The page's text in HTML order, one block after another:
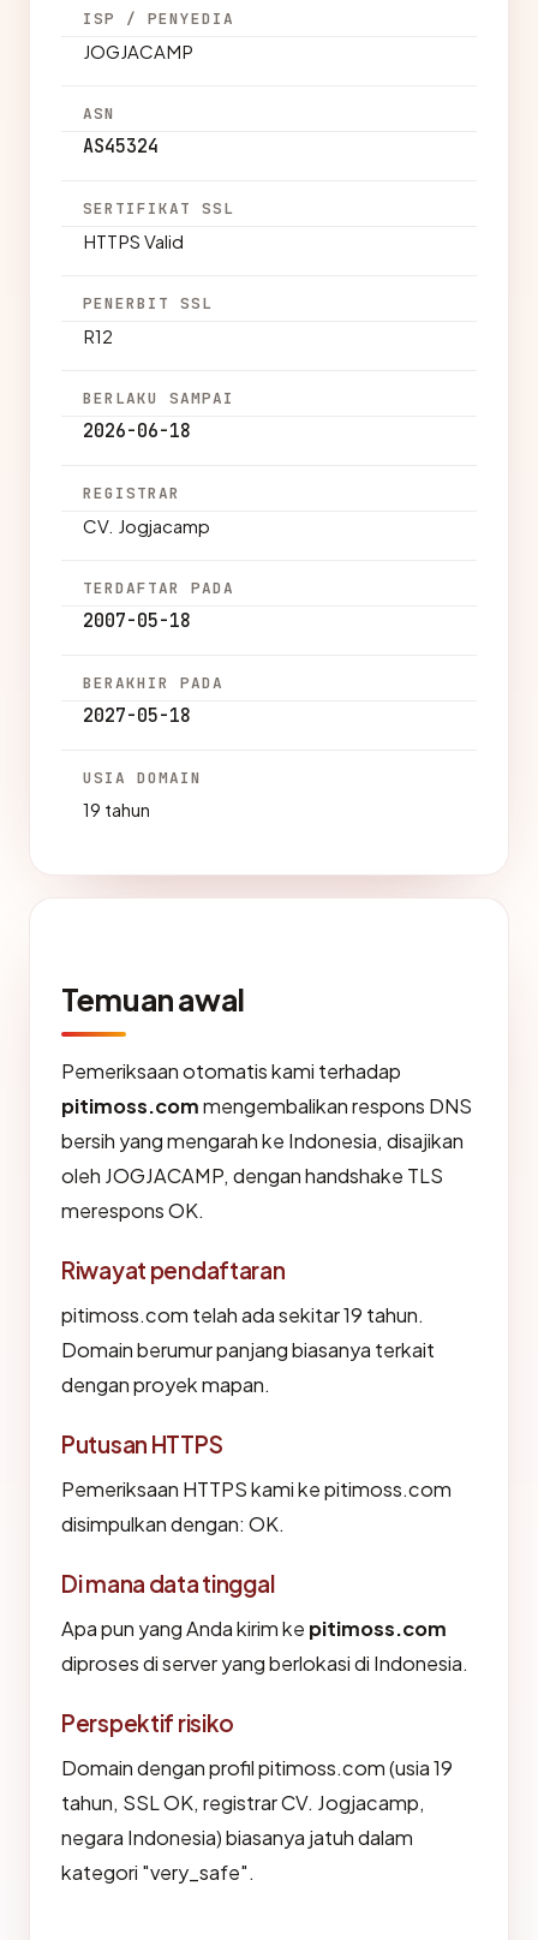
ISP / PENYEDIA
JOGJACAMP
ASN
AS45324
SERTIFIKAT SSL
HTTPS Valid
PENERBIT SSL
R12
BERLAKU SAMPAI
2026-06-18
REGISTRAR
CV. Jogjacamp
TERDAFTAR PADA
2007-05-18
BERAKHIR PADA
2027-05-18
USIA DOMAIN
19 tahun
Temuan awal
Pemeriksaan otomatis kami terhadap
pitimoss.commengembalikan respons DNS
bersih yang mengarah ke Indonesia, disajikan
oleh JOGJACAMP, dengan handshake TLS
merespons OK.
Riwayat pendaftaran
pitimoss.com telah ada sekitar 19 tahun.
Domain berumur panjang biasanya terkait
dengan proyek mapan.
Putusan HTTPS
Pemeriksaan HTTPS kami ke pitimoss.com
disimpulkan dengan: OK.
Di mana data tinggal
Apa pun yang Anda kirim ke pitimoss.com
diproses di server yang berlokasi di Indonesia.
Perspektif risiko
Domain dengan profil pitimoss.com (usia 19
tahun, SSL OK, registrar CV. Jogjacamp,
negara Indonesia) biasanya jatuh dalam
kategori "very_safe".